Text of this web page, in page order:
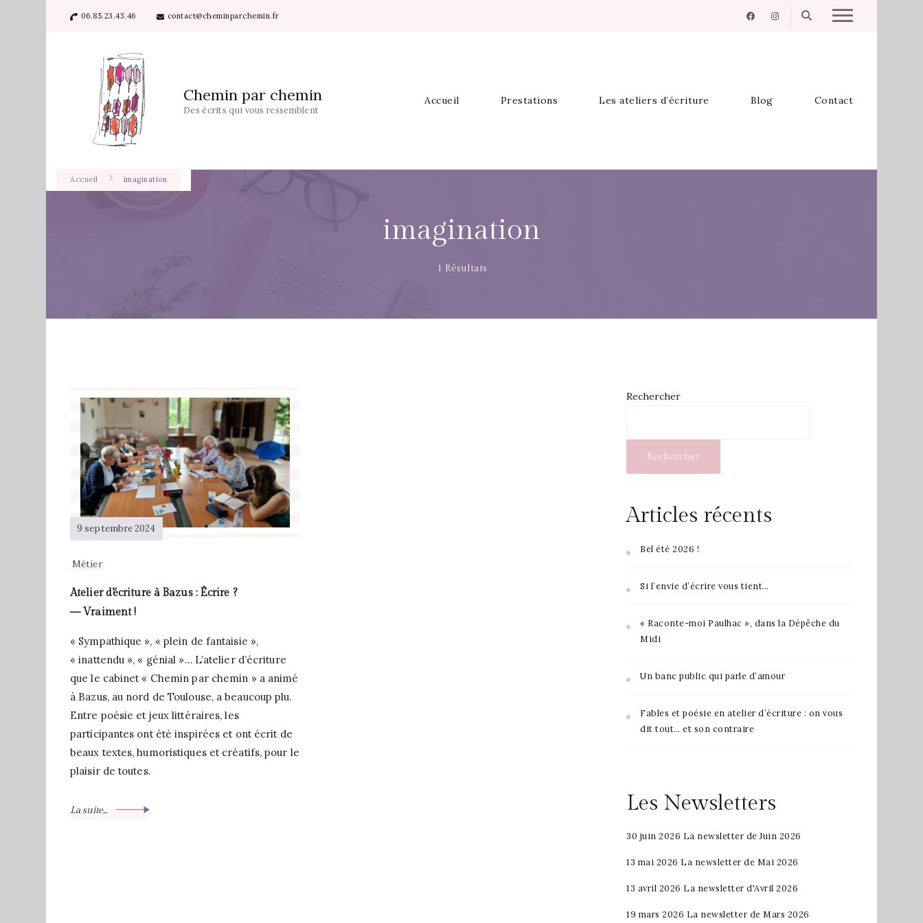
06.85.23.43.46 contact@cheminparchemin.fr
Chemin par chemin
Des écrits qui vous ressemblent
Accueil Prestations Les ateliers d’écriture Blog Contact
Accueil imagination
imagination
1 Résultats
9 septembre 2024
Métier
Atelier d’écriture à Bazus : Écrire ?
— Vraiment !
« Sympathique », « plein de fantaisie »,
« inattendu », « génial »… L’atelier d’écriture
que le cabinet « Chemin par chemin » a animé
à Bazus, au nord de Toulouse, a beaucoup plu.
Entre poésie et jeux littéraires, les
participantes ont été inspirées et ont écrit de
beaux textes, humoristiques et créatifs, pour le
plaisir de toutes.
La suite...
Rechercher
Rechercher
Articles récents
Bel été 2026 !
Si l’envie d’écrire vous tient…
« Raconte-moi Paulhac », dans la Dépêche du
Midi
Un banc public qui parle d’amour
Fables et poésie en atelier d’écriture : on vous
dit tout… et son contraire
Les Newsletters
30 juin 2026 La newsletter de Juin 2026
13 mai 2026 La newsletter de Mai 2026
13 avril 2026 La newsletter d'Avril 2026
19 mars 2026 La newsletter de Mars 2026